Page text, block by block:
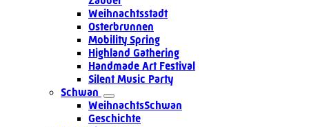
Weihnachtsstadt
Osterbrunnen
Mobility Spring
Highland Gathering
Handmade Art Festival
Silent Music Party
Schwan
WeihnachtsSchwan
Geschichte